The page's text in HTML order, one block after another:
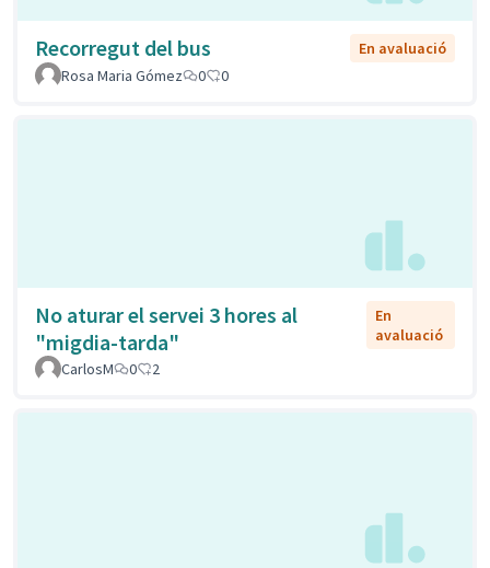
Recorregut del bus
En avaluació
Rosa Maria Gómez
0 0
No aturar el servei 3 hores al
"migdia-tarda"
En
avaluació
CarlosM
0 2